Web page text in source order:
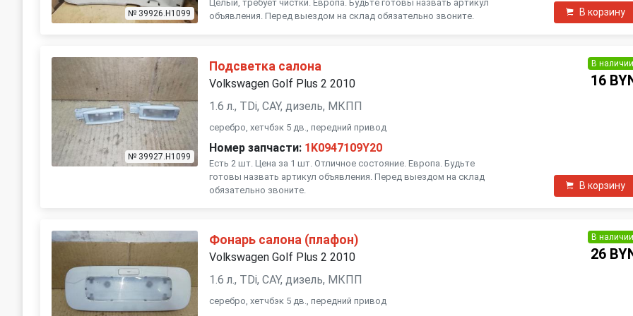
№ 39926.H1099
Целый, требует чистки. Европа. Будьте готовы назвать артикул
объявления. Перед выездом на склад обязательно звоните.
В корзину
№ 39927.H1099
Подсветка салона
Volkswagen Golf Plus 2 2010
1.6 л., TDi, CAY, дизель, МКПП
серебро, хетчбэк 5 дв., передний привод
Номер запчасти: 1K0947109Y20
Есть 2 шт. Цена за 1 шт. Отличное состояние. Европа. Будьте
готовы назвать артикул объявления. Перед выездом на склад
обязательно звоните.
В наличии
16
В корзину
Фонарь салона (плафон)
Volkswagen Golf Plus 2 2010
1.6 л., TDi, CAY, дизель, МКПП
серебро, хетчбэк 5 дв., передний привод
В наличии
26